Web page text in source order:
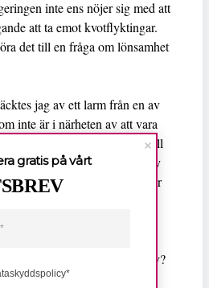
inte ens nöjer sig med att
att ta emot kvotflyktingar.
det till en fråga om lönsamhet
jag av ett larm från en av
inte är i närheten av att vara
hade fått en kramp som höll
räddade ett människoliv
krampen. Ett liv som redan har
sjukhus, av personliga
Ett liv vi alla har betalat skatt
ett liv som inte bidrar
Sverige att rädda sådana liv?
det är det som gör oss till
gratis på vårt